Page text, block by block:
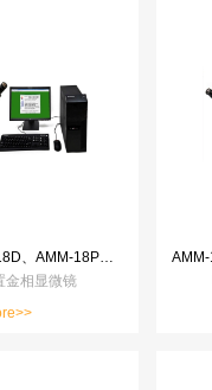
AMM-18、AMM-18D、AMM-18P、AMM-18T、AMM-18ST
金相显微镜